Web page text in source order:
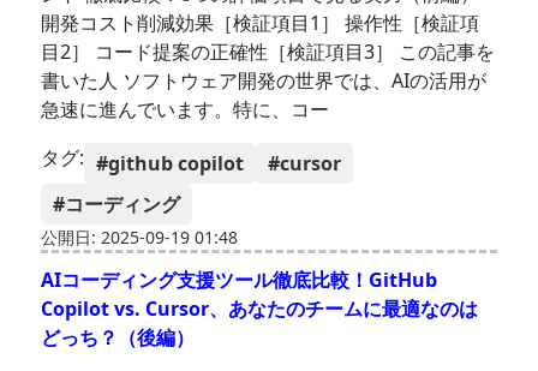
開発コスト削減効果［検証項目1］ 操作性［検証項
目2］ コード提案の正確性［検証項目3］ この記事を
書いた人 ソフトウェア開発の世界では、AIの活用が
急速に進んでいます。特に、コー
タグ: #github copilot
#cursor
#コーディング
公開日: 2025-09-19 01:48
AIコーディング支援ツール徹底比較！GitHub
Copilot vs. Cursor、あなたのチームに最適なのは
どっち？（後編）